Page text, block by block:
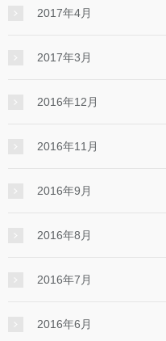
2017年4月
2017年3月
2016年12月
2016年11月
2016年9月
2016年8月
2016年7月
2016年6月